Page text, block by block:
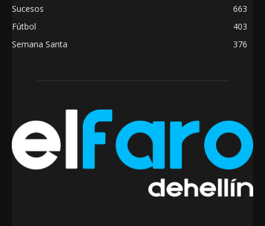
Sucesos
663
Fútbol
403
Semana Santa
376